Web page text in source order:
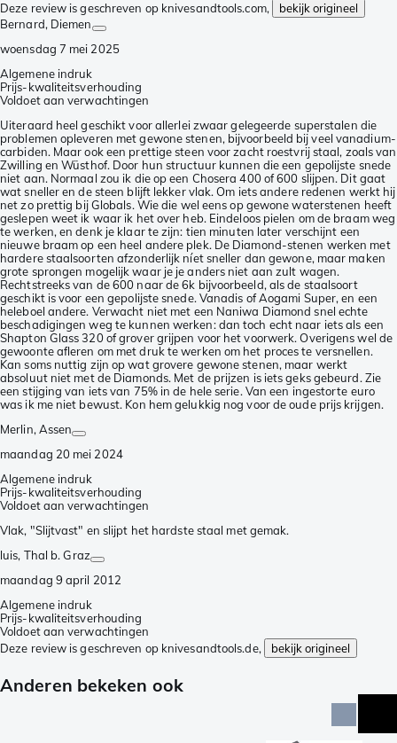
Deze review is geschreven op knivesandtools.com,
bekijk origineel
Bernard, Diemen
woensdag 7 mei 2025
Algemene indruk
Prijs-kwaliteitsverhouding
Voldoet aan verwachtingen
Uiteraard heel geschikt voor allerlei zwaar gelegeerde superstalen die
problemen opleveren met gewone stenen, bijvoorbeeld bij veel vanadium-
carbiden. Maar ook een prettige steen voor zacht roestvrij staal, zoals van
Zwilling en Wüsthof. Door hun structuur kunnen die een gepolijste snede
niet aan. Normaal zou ik die op een Chosera 400 of 600 slijpen. Dit gaat
wat sneller en de steen blijft lekker vlak. Om iets andere redenen werkt hij
net zo prettig bij Globals. Wie die wel eens op gewone waterstenen heeft
geslepen weet ik waar ik het over heb. Eindeloos pielen om de braam weg
te werken, en denk je klaar te zijn: tien minuten later verschijnt een
nieuwe braam op een heel andere plek. De Diamond-stenen werken met
hardere staalsoorten afzonderlijk níet sneller dan gewone, maar maken
grote sprongen mogelijk waar je je anders niet aan zult wagen.
Rechtstreeks van de 600 naar de 6k bijvoorbeeld, als de staalsoort
geschikt is voor een gepolijste snede. Vanadis of Aogami Super, en een
heleboel andere. Verwacht niet met een Naniwa Diamond snel echte
beschadigingen weg te kunnen werken: dan toch echt naar iets als een
Shapton Glass 320 of grover grijpen voor het voorwerk. Overigens wel de
gewoonte afleren om met druk te werken om het proces te versnellen.
Kan soms nuttig zijn op wat grovere gewone stenen, maar werkt
absoluut niet met de Diamonds. Met de prijzen is iets geks gebeurd. Zie
een stijging van iets van 75% in de hele serie. Van een ingestorte euro
was ik me niet bewust. Kon hem gelukkig nog voor de oude prijs krijgen.
Merlin, Assen
maandag 20 mei 2024
Algemene indruk
Prijs-kwaliteitsverhouding
Voldoet aan verwachtingen
Vlak, "Slijtvast" en slijpt het hardste staal met gemak.
luis, Thal b. Graz
maandag 9 april 2012
Algemene indruk
Prijs-kwaliteitsverhouding
Voldoet aan verwachtingen
Deze review is geschreven op knivesandtools.de,
bekijk origineel
Anderen bekeken ook